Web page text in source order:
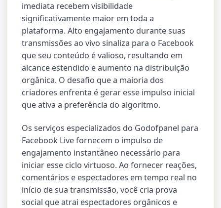
imediata recebem visibilidade
significativamente maior em toda a
plataforma. Alto engajamento durante suas
transmissões ao vivo sinaliza para o Facebook
que seu conteúdo é valioso, resultando em
alcance estendido e aumento na distribuição
orgânica. O desafio que a maioria dos
criadores enfrenta é gerar esse impulso inicial
que ativa a preferência do algoritmo.
Os serviços especializados do Godofpanel para
Facebook Live fornecem o impulso de
engajamento instantâneo necessário para
iniciar esse ciclo virtuoso. Ao fornecer reações,
comentários e espectadores em tempo real no
início de sua transmissão, você cria prova
social que atrai espectadores orgânicos e